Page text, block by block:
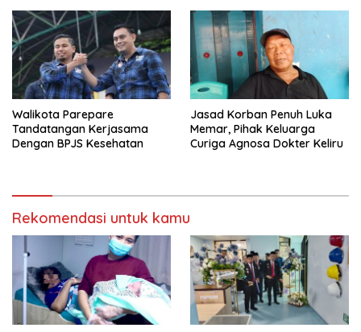
Walikota Parepare
Tandatangan Kerjasama
Dengan BPJS Kesehatan
Jasad Korban Penuh Luka
Memar, Pihak Keluarga
Curiga Agnosa Dokter Keliru
Rekomendasi untuk kamu